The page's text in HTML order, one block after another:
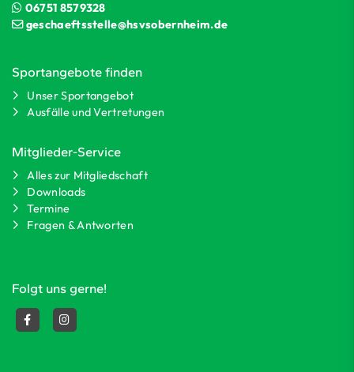
06751 8579328
geschaeftsstelle@hsvsobernheim.de
Sportangebote finden
Unser Sportangebot
Ausfälle und Vertretungen
Mitglieder-Service
Alles zur Mitgliedschaft
Downloads
Termine
Fragen & Antworten
Folgt uns gerne!